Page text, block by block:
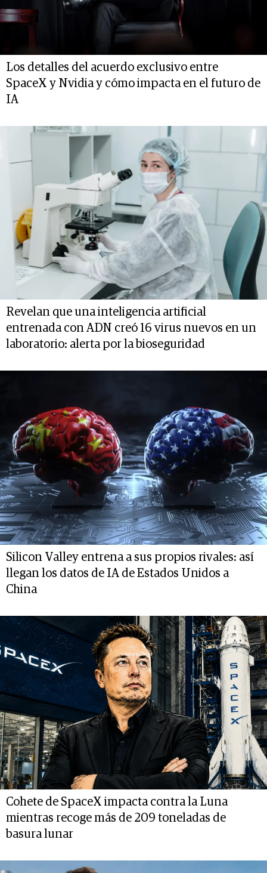
Los detalles del acuerdo exclusivo entre
SpaceX y Nvidia y cómo impacta en el futuro de
IA
Revelan que una inteligencia artificial
entrenada con ADN creó 16 virus nuevos en un
laboratorio: alerta por la bioseguridad
Silicon Valley entrena a sus propios rivales: así
llegan los datos de IA de Estados Unidos a
China
Cohete de SpaceX impacta contra la Luna
mientras recoge más de 209 toneladas de
basura lunar